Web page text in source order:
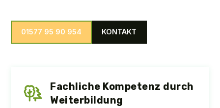
01577 95 90 954 KONTAKT
Fachliche Kompetenz durch
Weiterbildung